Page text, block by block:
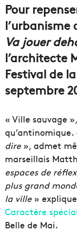
Pour
l’urbanisme
Va jouer
l’architecte
Festival de
septembre
« Ville sauvage
qu’antinomique.
dire», admet
marseillais
espaces de
plus grand
la ville»
Caractère
Belle de Mai.